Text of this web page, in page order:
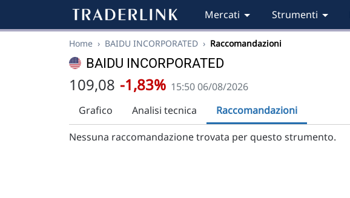
Mercati Strumenti
Home › BAIDU INCORPORATED › Raccomandazioni
BAIDU INCORPORATED
109,08 -1,83% 15:50 06/08/2026
Grafico
Analisi tecnica
Raccomandazioni
Nessuna raccomandazione trovata per questo strumento.